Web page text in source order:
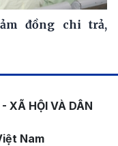
đồng chi trả,
XÃ HỘI VÀ DÂN
Nam